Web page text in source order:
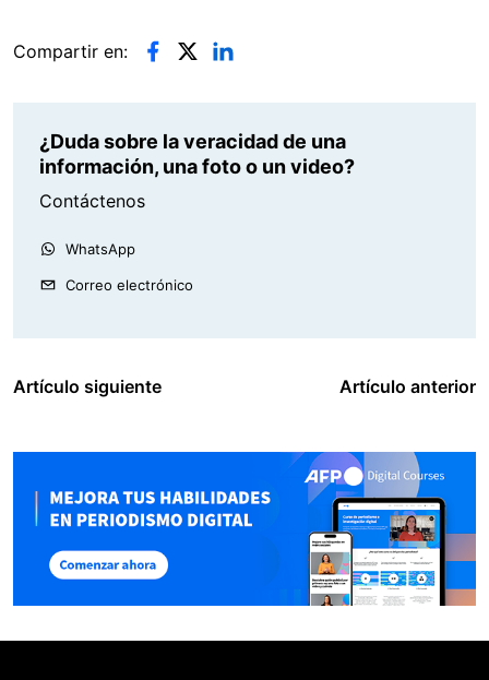
Compartir en:
¿Duda sobre la veracidad de una
información, una foto o un video?
Contáctenos
WhatsApp
Correo electrónico
Artículo siguiente Artículo anterior